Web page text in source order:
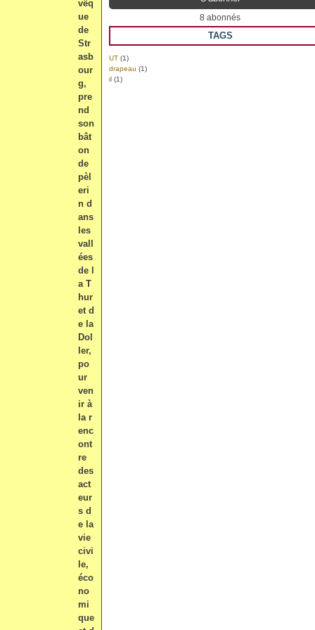
vêq
ue
de
Str
asb
our
g,
pre
nd
son
bât
on
de
pèl
eri
n d
ans
les
vall
ées
de l
a T
hur
et d
e la
Dol
ler,
po
ur
ven
ir à
la r
enc
ont
re
des
act
eur
s d
e la
vie
civi
le,
éco
no
mi
que
8 abonnés
TAGS
UT (1)
drapeau (1)
il (1)